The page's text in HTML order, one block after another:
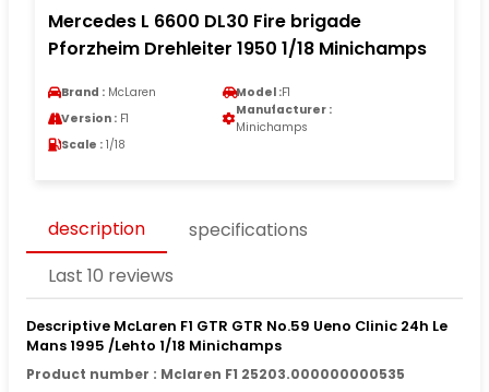
Mercedes L 6600 DL30 Fire brigade
Pforzheim Drehleiter 1950 1/18 Minichamps
Brand : McLaren Model :F1
Version : F1
Manufacturer :
Minichamps
Scale : 1/18
description
specifications
Last 10 reviews
Descriptive McLaren F1 GTR GTR No.59 Ueno Clinic 24h Le
Mans 1995 /Lehto 1/18 Minichamps
Product number : Mclaren F1 25203.000000000535